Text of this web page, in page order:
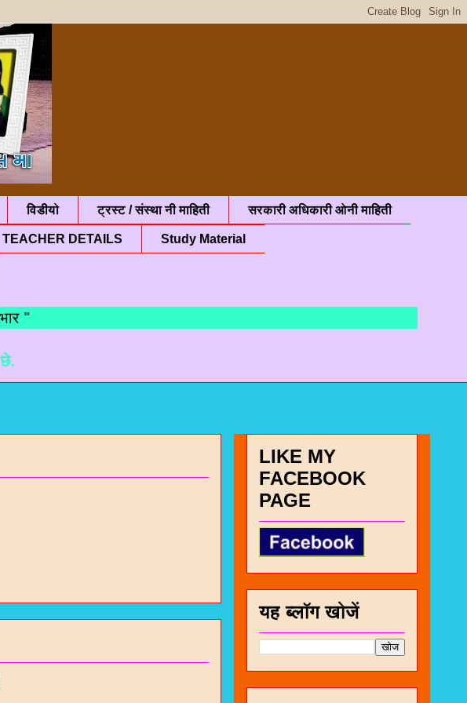
विडीयो ट्रस्ट / संस्था नी माहिती सरकारी अधिकारी ओनी माहिती
TEACHER DETAILS Study Material
LIKE MY
FACEBOOK
PAGE
यह ब्लॉग खोजें